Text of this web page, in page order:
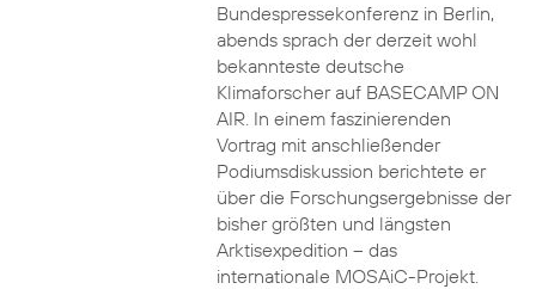
Bundespressekonferenz in Berlin,
abends sprach der derzeit wohl
bekannteste deutsche
Klimaforscher auf BASECAMP ON
AIR. In einem faszinierenden
Vortrag mit anschließender
Podiumsdiskussion berichtete er
über die Forschungsergebnisse der
bisher größten und längsten
Arktisexpedition – das
internationale MOSAiC-Projekt.